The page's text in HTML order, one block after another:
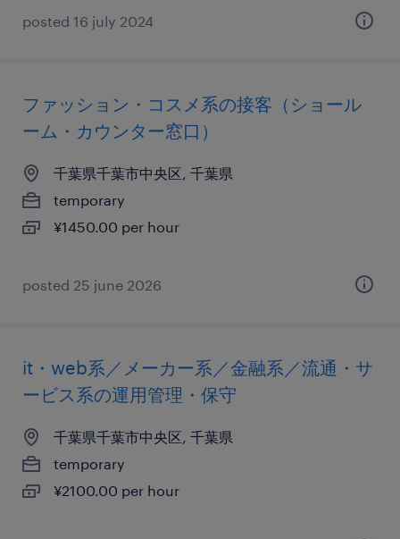
posted 16 july 2024
ファッション・コスメ系の接客（ショール
ーム・カウンター窓口）
千葉県千葉市中央区, 千葉県
temporary
¥1450.00 per hour
posted 25 june 2026
it・web系／メーカー系／金融系／流通・サ
ービス系の運用管理・保守
千葉県千葉市中央区, 千葉県
temporary
¥2100.00 per hour